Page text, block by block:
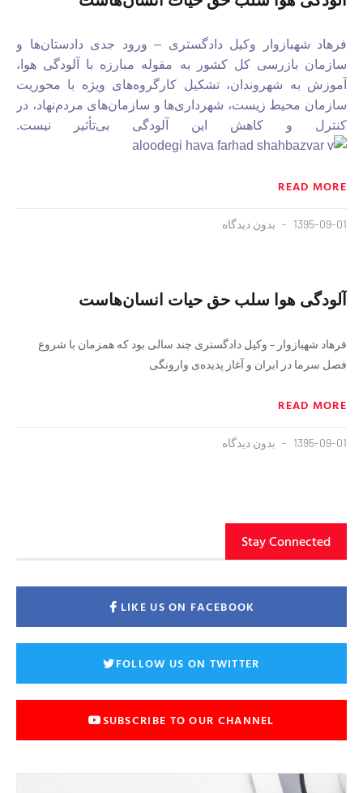
فرهاد شهبازوار وکیل دادگستری – ورود جدی دادستان‌ها و
سازمان بازرسی کل کشور به مقوله مبارزه با آلودگی هوا،
آموزش به شهروندان، تشکیل کارگروه‌های ویژه با محوریت
سازمان محیط زیست، شهرداری‌ها و سازمان‌های مردم‌نهاد، در
کنترل و کاهش این آلودگی بی‌تأثیر نیست.
READ MORE
1395-09-01 بدون دیدگاه
آلودگی هوا سلب حق حیات انسان‌هاست
فرهاد شهبازوار – وکیل دادگستری چند سالی بود که همزمان با شروع
فصل سرما در ایران و آغاز پدیده‌ی وارونگی
READ MORE
1395-09-01 بدون دیدگاه
Stay Connected
LIKE US ON FACEBOOK
FOLLOW US ON TWITTER
SUBSCRIBE TO OUR CHANNEL